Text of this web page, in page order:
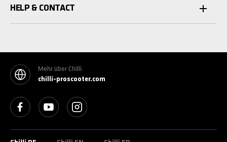
HELP & CONTACT
Mehr über Chilli:
chilli-proscooter.com
See our FacebookSee our YouTube channel
See our Instagram